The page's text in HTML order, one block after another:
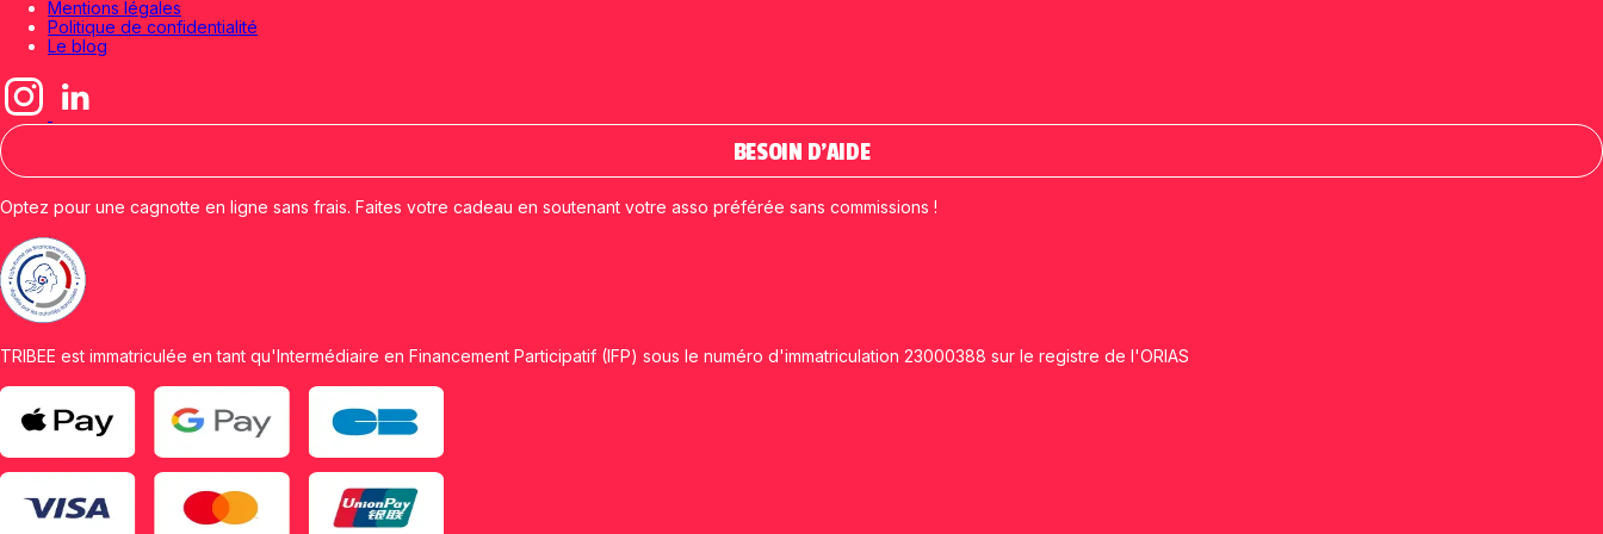
Mentions légales
Politique de confidentialité
Le blog
BESOIN D'AIDE
Optez pour une cagnotte en ligne sans frais. Faites votre cadeau en soutenant votre asso préférée sans commissions !
TRIBEE est immatriculée en tant qu'Intermédiaire en Financement Participatif (IFP) sous le numéro d'immatriculation 23000388 sur le registre de l'ORIAS